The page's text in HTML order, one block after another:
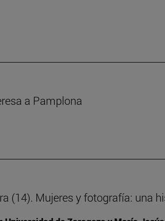
a Pamplona
(14). Mujeres y fotografía: una